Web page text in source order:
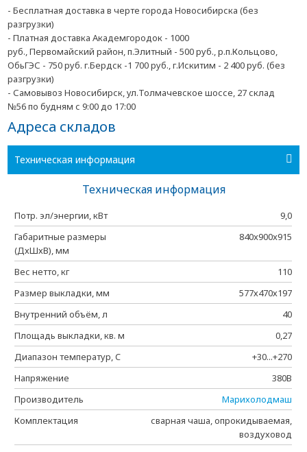
- Бесплатная доставка в черте города Новосибирска (без
разгрузки)
- Платная доставка Академгородок - 1000
руб., Первомайский район, п.Элитный - 500 руб., р.п.Кольцово,
ОбьГЭС - 750 руб. г.Бердск -1 700 руб., г.Искитим - 2 400 руб. (без
разгрузки)
- Самовывоз Новосибирск, ул.Толмачевское шоссе, 27 склад
№56 по будням с 9:00 до 17:00
Адреса складов
Техническая информация
Техническая информация
Потр. эл/энергии, кВт
9,0
Габаритные размеры
(ДхШхВ), мм
840x900x915
Вес нетто, кг
110
Размер выкладки, мм
577х470х197
Внутренний объём, л
40
Площадь выкладки, кв. м
0,27
Диапазон температур, C
+30...+270
Напряжение
380В
Производитель
Марихолодмаш
Комплектация
сварная чаша, опрокидываемая,
воздуховод